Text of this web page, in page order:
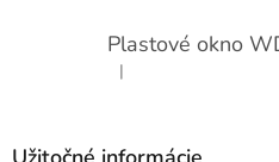
Plastové okno
Hodnotenie produktu
|